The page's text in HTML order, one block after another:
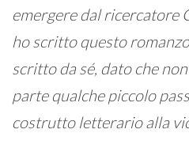
emergere dal ricercatore
ho scritto questo
scritto da sé, dato che
parte qualche piccolo
costrutto letterario alla